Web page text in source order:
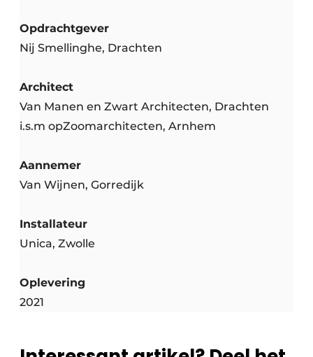
Opdrachtgever
Nij Smellinghe, Drachten
Architect
Van Manen en Zwart Architecten, Drachten
i.s.m opZoomarchitecten, Arnhem
Aannemer
Van Wijnen, Gorredijk
Installateur
Unica, Zwolle
Oplevering
2021